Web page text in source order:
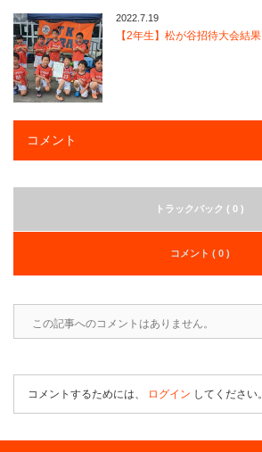
2022.7.19
【2年生】松が谷招待大会結果
コメント
トラックバック ( 0 )
コメント ( 0 )
この記事へのコメントはありません。
コメントするためには、 ログイン してください。